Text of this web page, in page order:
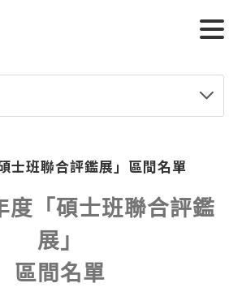
士班聯合評鑑展」區間名單
度「碩士班聯合評鑑
展」
區間名單